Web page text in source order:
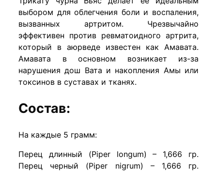
выбором для облегчения боли и воспаления,
вызванных артритом. Чрезвычайно
эффективен против ревматоидного артрита,
который в аюрведе известен как Амавата.
Амавата в основном возникает из-за
нарушения дош Вата и накопления Амы или
токсинов в суставах и тканях.
Состав:
На каждые 5 грамм:
Перец длинный (Piper longum) – 1,666 гр.
Перец черный (Piper nigrum) – 1,666 гр.